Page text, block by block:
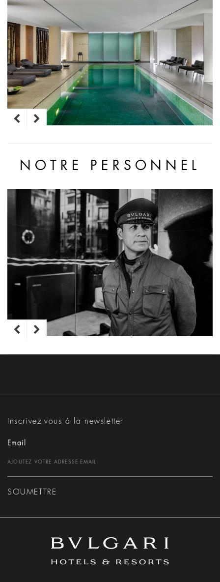
NOTRE PERSONNEL
Inscrivez-vous à la newsletter
Email
SOUMETTRE